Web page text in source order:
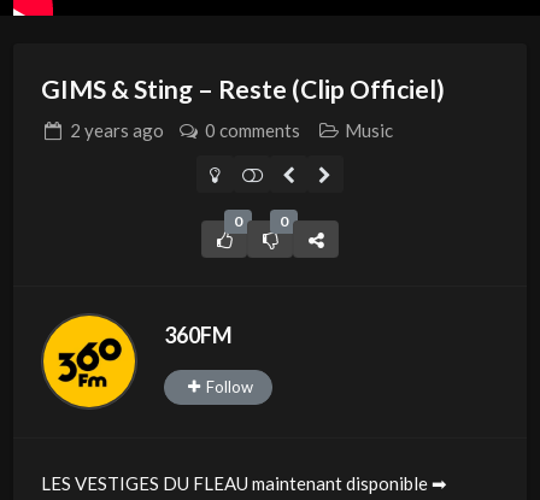
GIMS & Sting – Reste (Clip Officiel)
2 years ago 0 comments Music
0 0
360FM
Follow
LES VESTIGES DU FLEAU maintenant disponible ➡